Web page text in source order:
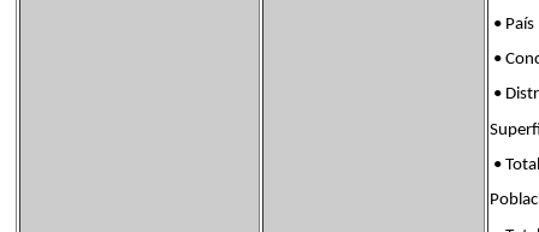
•
•
•
•